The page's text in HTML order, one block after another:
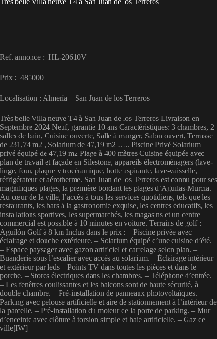
Ref. annonce : HL-20610V
Prix : 485000
Localisation : Almería – San Juan de los Terreros
Très belle Villa neuve T4 à San Juan de los Terreros Livraison en
Septembre 2024 Neuf, garantie 10 ans Caractéristiques: 3 chambres, 2
salles de bain, Cuisine ouverte, Salle à manger, Salon ouvert, Terrasse
de 231,74 m2 , Solarium de 47,19 m2 ….. Piscine Privé Solarium
privé équipé de 47,19 m2 Plage à 400 mètres Cuisine équipée avec
plan de travail et façade en Silestone, appareils électroménagers (lave-
linge, four, plaque vitrocéramique, hotte aspirante, lave-vaisselle,
réfrigérateur et aérotherme. San Juan de los Terreros est connu pour ses
magnifiques plages, la première bordant les plages d’Aguilas-Murcia.
Au cœur de la ville, l’accès à tous les services quotidiens, tels que les
restaurants, les bars à la gastronomie exquise, les centres éducatifs, les
installations sportives, les supermarchés, les magasins et un centre
commercial est possible à 10 minutes en voiture. Terrains de golf :
Aguilón Golf à 8 km Inclus dans le prix : – Piscine privée avec
éclairage et douche extérieure. – Solarium équipé d’une cuisine d’été.
– Espace paysager avec gazon artificiel et carrelage selon plan. –
Buanderie sous l’escalier avec accès au solarium. – Éclairage intérieur
et extérieur par leds – Points TV dans toutes les pièces et dans le
porche. – Stores électriques dans les chambres. – Téléphone d’entrée.
– Les fenêtres coulissantes et les balcons sont de haute sécurité, à
double chambre. – Pré-installation de panneaux photovoltaïques. –
Parking avec pelouse artificielle et aire de stationnement à l’intérieur de
la parcelle. – Pré-installation du moteur de la porte de parking. – Mur
d’enceinte avec clôture à torsion simple et haie artificielle. – Gaz de
ville[IW]